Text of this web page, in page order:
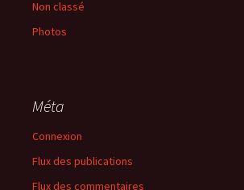
Non classé
Photos
Méta
Connexion
Flux des publications
Flux des commentaires